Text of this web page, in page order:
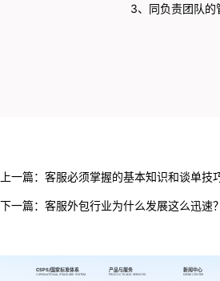
3、同负责团队的管
上一篇： 客服必须掌握的基本知识和谈单技
下一篇： 客服外包行业为什么发展这么迅速？
CSPS/国家标准体系
CSPS/NATIONAL STANDARD SYSTEM
产品与服务
PRODUCTS AND SERVICES
新闻中心
NEWS CENTER